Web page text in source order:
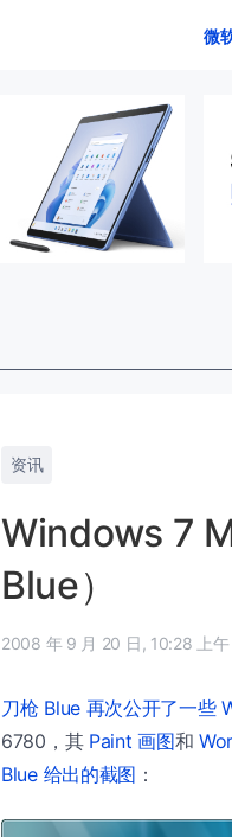
微
资讯
Windows 7
Blue）
2008 年 9 月 20 日, 10:28 上午
刀枪 Blue 再次公开了一些
6780，其 Paint 画图和
Blue 给出的截图 ：